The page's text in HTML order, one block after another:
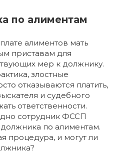
по алиментам
алиментов мать
приставам для
мер к должнику.
злостные
отказываются платить,
и судебного
ответственности.
сотрудник ФССП
по алиментам.
процедура, и могут ли